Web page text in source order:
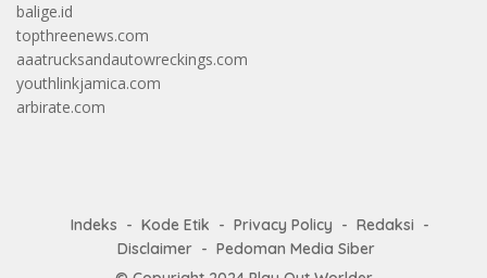
balige.id
topthreenews.com
aaatrucksandautowreckings.com
youthlinkjamica.com
arbirate.com
Indeks Kode Etik Privacy Policy
Redaksi
Disclaimer
Pedoman Media Siber